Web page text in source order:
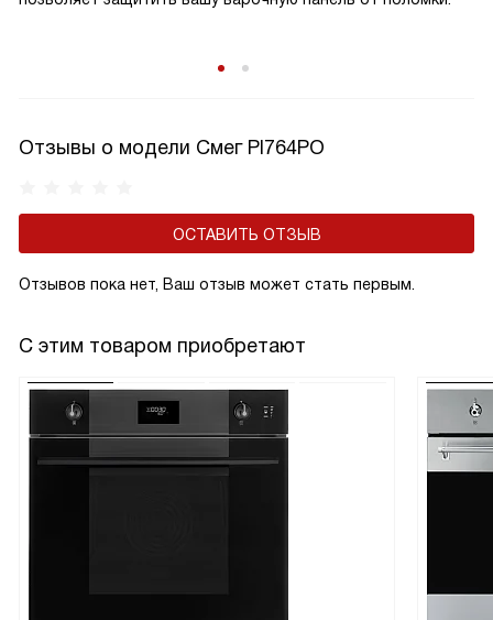
Отзывы о модели Смег PI764PO
ОСТАВИТЬ ОТЗЫВ
Отзывов пока нет, Ваш отзыв может стать первым.
С этим товаром приобретают